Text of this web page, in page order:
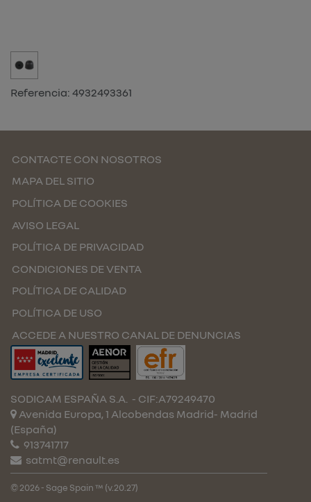
Referencia: 4932493361
CONTACTE CON NOSOTROS
MAPA DEL SITIO
POLÍTICA DE COOKIES
AVISO LEGAL
POLÍTICA DE PRIVACIDAD
CONDICIONES DE VENTA
POLÍTICA DE CALIDAD
POLÍTICA DE USO
ACCEDE A NUESTRO CANAL DE DENUNCIAS
SODICAM ESPAÑA S.A. - CIF:A79249470
Avenida Europa, 1 Alcobendas Madrid- Madrid
(España)
913741717
satmt@renault.es
© 2026 - Sage Spain ™ (v.20.27)